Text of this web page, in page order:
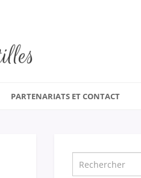
PARTENARIATS ET CONTACT
pour